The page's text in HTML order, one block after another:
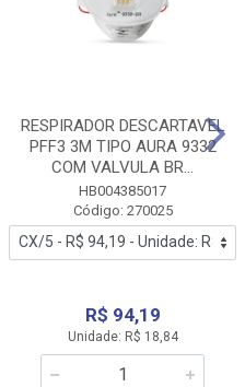
RESPIRADOR DESCARTAVEL
PFF3 3M TIPO AURA 9332
COM VALVULA BR...
HB004385017
Código: 270025
R$ 94,19
Unidade: R$ 18,84